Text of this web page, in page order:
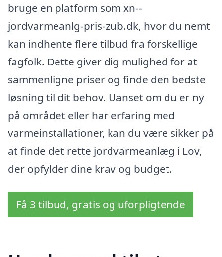
bruge en platform som xn--
jordvarmeanlg-pris-zub.dk, hvor du nemt
kan indhente flere tilbud fra forskellige
fagfolk. Dette giver dig mulighed for at
sammenligne priser og finde den bedste
løsning til dit behov. Uanset om du er ny
på området eller har erfaring med
varmeinstallationer, kan du være sikker på
at finde det rette jordvarmeanlæg i Lov,
der opfylder dine krav og budget.
Få 3 tilbud, gratis og uforpligtende